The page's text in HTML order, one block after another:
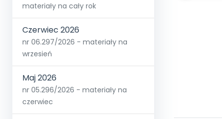
materiały na cały rok
Czerwiec 2026
nr 06.297/2026 - materiały na
wrzesień
Maj 2026
nr 05.296/2026 - materiały na
czerwiec